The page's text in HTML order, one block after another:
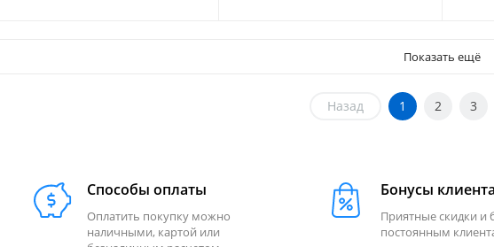
Показать ещё
Назад 1 2 3
Способы оплаты
Оплатить покупку можно
наличными, картой или
Бонусы
Приятные скидки
постоянным